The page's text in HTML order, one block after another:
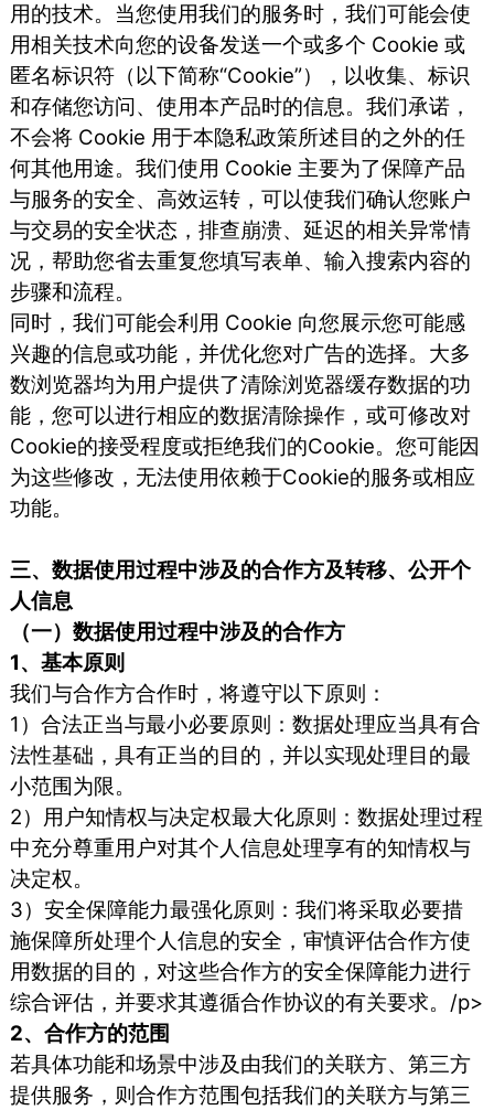
用的技术。当您使用我们的服务时，我们可能会使
用相关技术向您的设备发送一个或多个 Cookie 或
匿名标识符（以下简称“Cookie”），以收集、标识
和存储您访问、使用本产品时的信息。我们承诺，
不会将 Cookie 用于本隐私政策所述目的之外的任
何其他用途。我们使用 Cookie 主要为了保障产品
与服务的安全、高效运转，可以使我们确认您账户
与交易的安全状态，排查崩溃、延迟的相关异常情
况，帮助您省去重复您填写表单、输入搜索内容的
步骤和流程。
同时，我们可能会利用 Cookie 向您展示您可能感
兴趣的信息或功能，并优化您对广告的选择。大多
数浏览器均为用户提供了清除浏览器缓存数据的功
能，您可以进行相应的数据清除操作，或可修改对
Cookie的接受程度或拒绝我们的Cookie。您可能因
为这些修改，无法使用依赖于Cookie的服务或相应
功能。
三、数据使用过程中涉及的合作方及转移、公开个
人信息
（一）数据使用过程中涉及的合作方
1、基本原则
我们与合作方合作时，将遵守以下原则：
1）合法正当与最小必要原则：数据处理应当具有合
法性基础，具有正当的目的，并以实现处理目的最
小范围为限。
2）用户知情权与决定权最大化原则：数据处理过程
中充分尊重用户对其个人信息处理享有的知情权与
决定权。
3）安全保障能力最强化原则：我们将采取必要措
施保障所处理个人信息的安全，审慎评估合作方使
用数据的目的，对这些合作方的安全保障能力进行
综合评估，并要求其遵循合作协议的有关要求。/p>
2、合作方的范围
若具体功能和场景中涉及由我们的关联方、第三方
提供服务，则合作方范围包括我们的关联方与第三